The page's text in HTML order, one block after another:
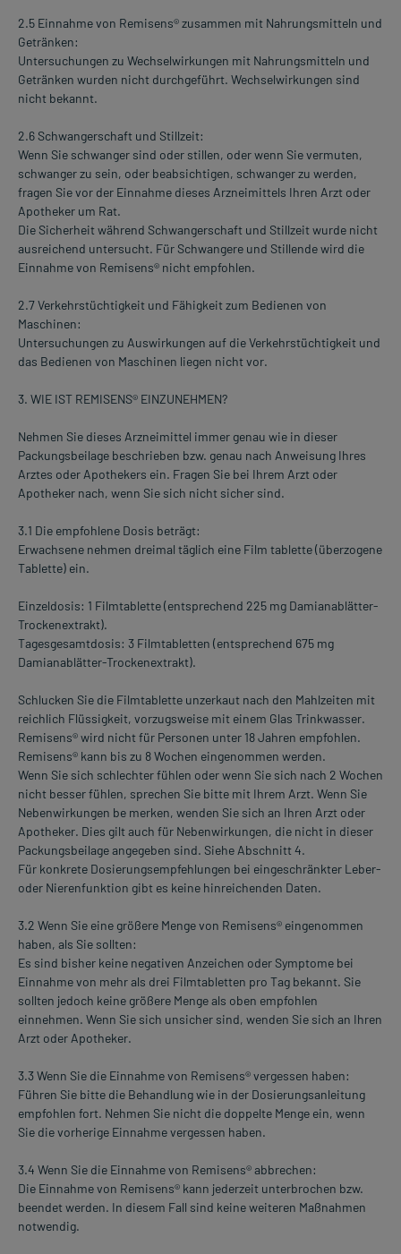
2.5 Einnahme von Remisens® zusammen mit Nahrungsmitteln und
Getränken:
Untersuchungen zu Wechselwirkungen mit Nahrungsmitteln und
Getränken wurden nicht durchgeführt. Wechselwirkungen sind
nicht bekannt.
2.6 Schwangerschaft und Stillzeit:
Wenn Sie schwanger sind oder stillen, oder wenn Sie vermuten,
schwanger zu sein, oder beabsichtigen, schwanger zu werden,
fragen Sie vor der Einnahme dieses Arzneimittels Ihren Arzt oder
Apotheker um Rat.
Die Sicherheit während Schwangerschaft und Stillzeit wurde nicht
ausreichend untersucht. Für Schwangere und Stillende wird die
Einnahme von Remisens® nicht empfohlen.
2.7 Verkehrstüchtigkeit und Fähigkeit zum Bedienen von
Maschinen:
Untersuchungen zu Auswirkungen auf die Verkehrstüchtigkeit und
das Bedienen von Maschinen liegen nicht vor.
3. WIE IST REMISENS® EINZUNEHMEN?
Nehmen Sie dieses Arzneimittel immer genau wie in dieser
Packungsbeilage beschrieben bzw. genau nach Anweisung Ihres
Arztes oder Apothekers ein. Fragen Sie bei Ihrem Arzt oder
Apotheker nach, wenn Sie sich nicht sicher sind.
3.1 Die empfohlene Dosis beträgt:
Erwachsene nehmen dreimal täglich eine Film tablette (überzogene
Tablette) ein.
Einzeldosis: 1 Filmtablette (entsprechend 225 mg Damianablätter-
Trockenextrakt).
Tagesgesamtdosis: 3 Filmtabletten (entsprechend 675 mg
Damianablätter-Trockenextrakt).
Schlucken Sie die Filmtablette unzerkaut nach den Mahlzeiten mit
reichlich Flüssigkeit, vorzugsweise mit einem Glas Trinkwasser.
Remisens® wird nicht für Personen unter 18 Jahren empfohlen.
Remisens® kann bis zu 8 Wochen eingenommen werden.
Wenn Sie sich schlechter fühlen oder wenn Sie sich nach 2 Wochen
nicht besser fühlen, sprechen Sie bitte mit Ihrem Arzt. Wenn Sie
Nebenwirkungen be merken, wenden Sie sich an Ihren Arzt oder
Apotheker. Dies gilt auch für Nebenwirkungen, die nicht in dieser
Packungsbeilage angegeben sind. Siehe Abschnitt 4.
Für konkrete Dosierungsempfehlungen bei eingeschränkter Leber-
oder Nierenfunktion gibt es keine hinreichenden Daten.
3.2 Wenn Sie eine größere Menge von Remisens® eingenommen
haben, als Sie sollten:
Es sind bisher keine negativen Anzeichen oder Symptome bei
Einnahme von mehr als drei Filmtabletten pro Tag bekannt. Sie
sollten jedoch keine größere Menge als oben empfohlen
einnehmen. Wenn Sie sich unsicher sind, wenden Sie sich an Ihren
Arzt oder Apotheker.
3.3 Wenn Sie die Einnahme von Remisens® vergessen haben:
Führen Sie bitte die Behandlung wie in der Dosierungsanleitung
empfohlen fort. Nehmen Sie nicht die doppelte Menge ein, wenn
Sie die vorherige Einnahme vergessen haben.
3.4 Wenn Sie die Einnahme von Remisens® abbrechen:
Die Einnahme von Remisens® kann jederzeit unterbrochen bzw.
beendet werden. In diesem Fall sind keine weiteren Maßnahmen
notwendig.